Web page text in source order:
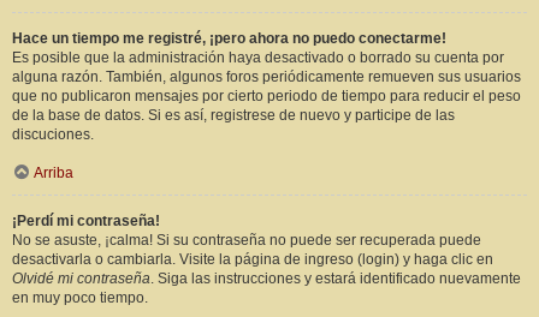
Hace un tiempo me registré, ¡pero ahora no puedo conectarme!
Es posible que la administración haya desactivado o borrado su cuenta por
alguna razón. También, algunos foros periódicamente remueven sus usuarios
que no publicaron mensajes por cierto periodo de tiempo para reducir el peso
de la base de datos. Si es así, registrese de nuevo y participe de las
discuciones.
Arriba
¡Perdí mi contraseña!
No se asuste, ¡calma! Si su contraseña no puede ser recuperada puede
desactivarla o cambiarla. Visite la página de ingreso (login) y haga clic en
Olvidé mi contraseña. Siga las instrucciones y estará identificado nuevamente
en muy poco tiempo.